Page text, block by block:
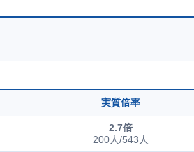
実質倍率
2.7倍
200人/543人